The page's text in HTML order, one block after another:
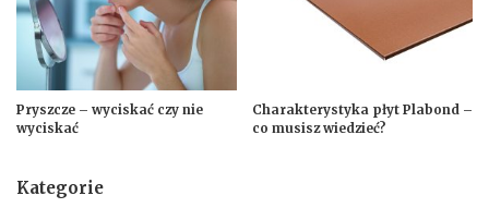
Pryszcze – wyciskać czy nie
wyciskać
Charakterystyka płyt Plabond –
co musisz wiedzieć?
Kategorie